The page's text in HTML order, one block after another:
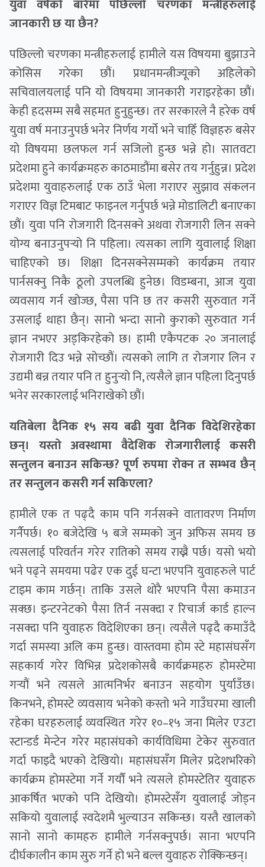
युवा वर्षको बारेमा पछिल्लो चरणका मन्त्रीहरुलाई
जानकारी छ या छैन?
पछिल्लो चरणका मन्त्रीहरुलाई हामीले यस विषयमा बुझाउने
कोसिस गरेका छौं। प्रधानमन्त्रीज्यूको अहिलेको
सचिवालयलाई पनि यो विषयमा जानकारी गराइरहेका छौं।
केही हदसम्म सबै सहमत हुनुहुन्छ। तर सरकारले नै हरेक वर्ष
युवा वर्ष मनाउनुपर्छ भनेर निर्णय गर्यो भने चाहिँ विज्ञहरु बसेर
यो विषयमा छलफल गर्न सजिलो हुन्छ भन्ने हो। सातवटा
प्रदेशमा हुने कार्यक्रमहरु काठमाडौंमा बसेर तय गर्नुहुन्न। प्रदेश
प्रदेशमा युवाहरुलाई एक ठाउँ भेला गराएर सुझाव संकलन
गराएर विज्ञ टिमबाट फाइनल गर्नुपर्छ भन्ने मोडालिटी बनाएका
छौं। युवा पनि रोजगारी दिनसक्ने अथवा रोजगारी लिन सक्ने
योग्य बनाउनुपर्‍यो नि पहिला। त्यसका लागि युवालाई शिक्षा
चाहिएको छ। शिक्षा दिनसक्नेसम्मको कार्यक्रम तयार
पार्नसक्नु निकै ठूलो उपलब्धि हुनेछ। विडम्बना, आज युवा
व्यवसाय गर्न खोज्छ, पैसा पनि छ तर कसरी सुरुवात गर्ने
उसलाई थाहा छैन्। सानो भन्दा सानो कुराको सुरुवात गर्न
ज्ञान नभएर अड्किरहेको छ। हामी एकैपटक २० जनालाई
रोजगारी दिउ भन्ने सोच्छौं। त्यसको लागि त रोजगार लिन र
उद्यमी बन्न तयार पनि त हुनुर्‍यो नि, त्यसैले ज्ञान पहिला दिनुपर्छ
भनेर सरकारलाई भनिराखेको छौं।
यतिबेला दैनिक १५ सय बढी युवा दैनिक विदेशिरहेका
छन्। यस्तो अवस्थामा वैदेशिक रोजगारीलाई कसरी
सन्तुलन बनाउन सकिन्छ? पूर्ण रुपमा रोक्न त सम्भव छैन्
तर सन्तुलन कसरी गर्न सकिएला?
हामीले एक त पढ्दै काम पनि गर्नसक्ने वातावरण निर्माण
गर्नैपर्छ। १० बजेदेखि ५ बजे सम्मको जुन अफिस समय छ
त्यसलाई परिवर्तन गरेर रातिको समय राख्नै पर्छ। यसो भयो
भने पढ्ने समयमा पढेर एक दुई घन्टा भएपनि युवाहरुले पार्ट
टाइम काम गर्छन्। ताकि उसले थोरै भएपनि पैसा कमाउन
सक्छ। इन्टरनेटको पैसा तिर्न नसक्दा र रिचार्ज कार्ड हाल्न
नसक्दा पनि युवाहरु विदेशिएका छन्। त्यसैले पढ्दै कमाउँदै
गर्दा समस्या अलि कम हुन्छ। वास्तवमा होम स्टे महासंघसँग
सहकार्य गरेर विभिन्न प्रदेशकोसबै कार्यक्रमहरु होमस्टेमा
गर्‍यौं भने त्यसले आत्मनिर्भर बनाउन सहयोग पुर्याउँछ।
किनभने, होमस्टे व्यवसाय भनेको कस्तो भने गाउँघरमा खाली
रहेका घरहरुलाई व्यवस्थित गरेर १०–१५ जना मिलेर एउटा
स्टान्डर्ड मेन्टेन गरेर महासंघको कार्यविधिमा टेकेर सुरुवात
गर्दा फाइदै भएको देखियो। महासंघसँग मिलेर प्रदेशभरिको
कार्यक्रम होमस्टेमा गर्ने गर्यौं भने त्यसले होमस्टेतिर युवाहरु
आकर्षित भएको पनि देखियो। होमस्टेसँग युवालाई जोड्न
सकियो युवालाई स्वदेशमै भुल्याउन सकिन्छ। यस्तै खालको
सानो सानो कामहरु हामीले गर्नसक्नुपर्छ। साना भएपनि
दीर्घकालीन काम सुरु गर्ने हो भने बल्ल युवाहरु रोक्किन्छन्।